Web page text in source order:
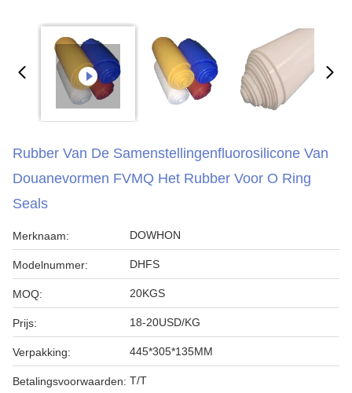
Rubber Van De Samenstellingenfluorosilicone Van
Douanevormen FVMQ Het Rubber Voor O Ring
Seals
Merknaam: DOWHON
Modelnummer: DHFS
MOQ: 20KGS
Prijs: 18-20USD/KG
Verpakking: 445*305*135MM
Betalingsvoorwaarden: T/T